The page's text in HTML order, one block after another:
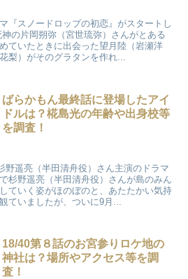
『スノードロップの初恋』がスタートし
の片岡朔弥（宮世琉弥）さんがとある
ていたときに出会った望月陸（岩瀬洋
梨）がそのグラタンを作れ...
ばらかもん最終話に登場したアイ
ドルは？椛島光の年齢や出身校等
を調査！
野遥亮（半田清舟役）さん主演のドラマ
杉野遥亮（半田清舟役）さんが島のみん
ていく姿がほのぼのと、あたたかい気持
ていましたが、ついに9月...
18/40第８話のお宮参りロケ地の
神社は？場所やアクセス等を調
査！